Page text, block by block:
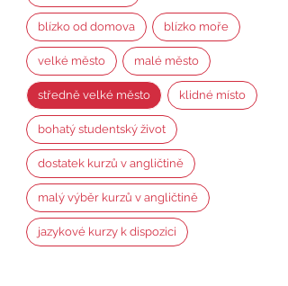
blízko od domova blízko moře
velké město malé město
středně velké město klidné místo
bohatý studentský život
dostatek kurzů v angličtině
malý výběr kurzů v angličtině
jazykové kurzy k dispozici